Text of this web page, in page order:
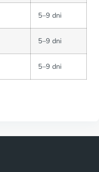
5–9 dni
5–9 dni
5–9 dni